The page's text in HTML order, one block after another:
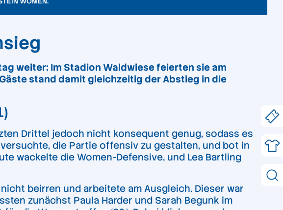
weiter: Im Stadion Waldwiese feierten sie am
stand damit gleichzeitig der Abstieg in die
Drittel jedoch nicht konsequent genug, sodass es
die Partie offensiv zu gestalten, und bot in
wackelte die Women-Defensive, und Lea Bartling
beirren und arbeitete am Ausgleich. Dieser war
zunächst Paula Harder und Sarah Begunk im